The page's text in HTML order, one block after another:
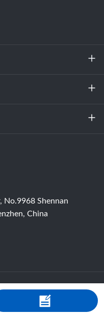
No.9968 Shennan
China
Íon-Lítio | Fábrica e empresa de
política de Privacidade